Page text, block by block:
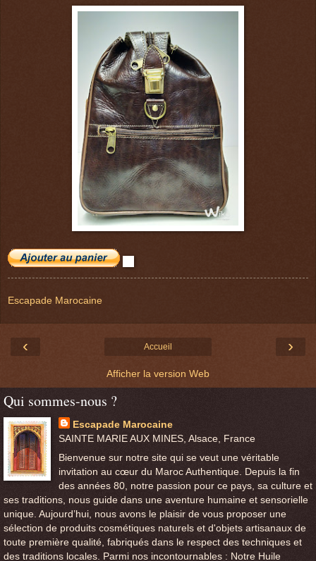
Escapade Marocaine
‹ ›
Accueil
Afficher la version Web
Qui sommes-nous ?
Escapade Marocaine
SAINTE MARIE AUX MINES, Alsace, France
Bienvenue sur notre site qui se veut une véritable
invitation au cœur du Maroc Authentique. Depuis la fin
des années 80, notre passion pour ce pays, sa culture et
ses traditions, nous guide dans une aventure humaine et sensorielle
unique. Aujourd’hui, nous avons le plaisir de vous proposer une
sélection de produits cosmétiques naturels et d'objets artisanaux de
toute première qualité, fabriqués dans le respect des techniques et
des traditions locales. Parmi nos incontournables : Notre Huile